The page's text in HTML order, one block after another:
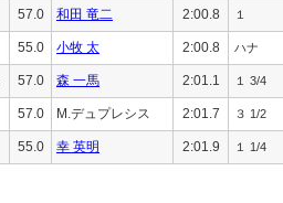
57.0 和田 竜二 2:00.8 １
55.0 小牧 太 2:00.8 ハナ
57.0 森 一馬 2:01.1 １ 3/4
57.0 M.デュプレシス 2:01.7 ３ 1/2
55.0 幸 英明 2:01.9 １ 1/4